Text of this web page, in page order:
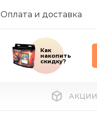
Оплата и доставка
Как
накопить
скидку?
АКЦИИ